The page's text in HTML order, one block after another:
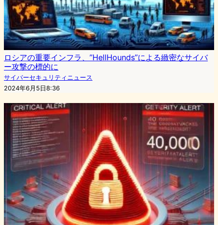
ロシアの重要インフラ、”HellHounds”による緻密なサイバ
ー攻撃の標的に
サイバーセキュリティニュース
2024年6月5日8:36